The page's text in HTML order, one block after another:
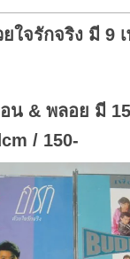
ใจรักจริง มี 9
น & พลอย มี
/ 150-